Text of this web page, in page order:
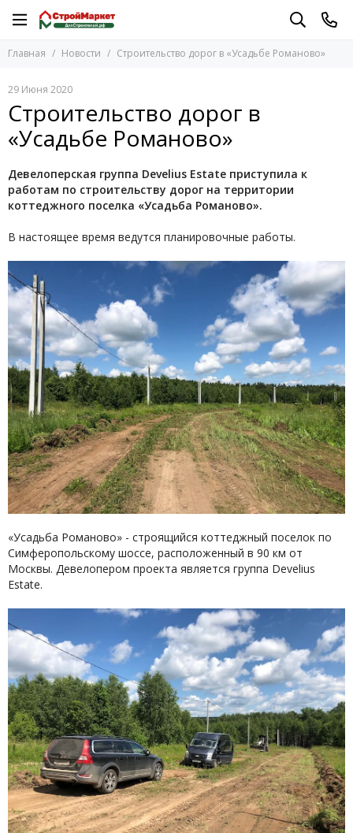
Главная Новости Строительство дорог в «Усадьбе Романово»
29 Июня 2020
Строительство дорог в
«Усадьбе Романово»
Девелоперская группа Develius Estate приступила к
работам по строительству дорог на территории
коттеджного поселка «Усадьба Романово».
В настоящее время ведутся планировочные работы.
«Усадьба Романово» - строящийся коттеджный поселок по
Симферопольскому шоссе, расположенный в 90 км от
Москвы. Девелопером проекта является группа Develius
Estate.